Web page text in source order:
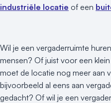
industriële locatie of een
Wil je een vergaderruimte
mensen? Of juist voor een
moet de locatie nog meer aan
bijvoorbeeld al eens aan
gedacht? Of wil je een